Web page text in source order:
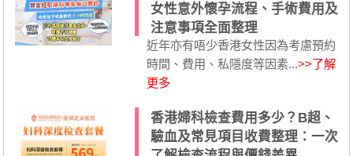
女性意外懷孕流程、手術費用及
注意事項全面整理
近年亦有唔少香港女性因為考慮預約
時間、費用、私隱度等因素...>>了解
更多
香港婦科檢查費用多少？B超、
驗血及常見項目收費整理：一次